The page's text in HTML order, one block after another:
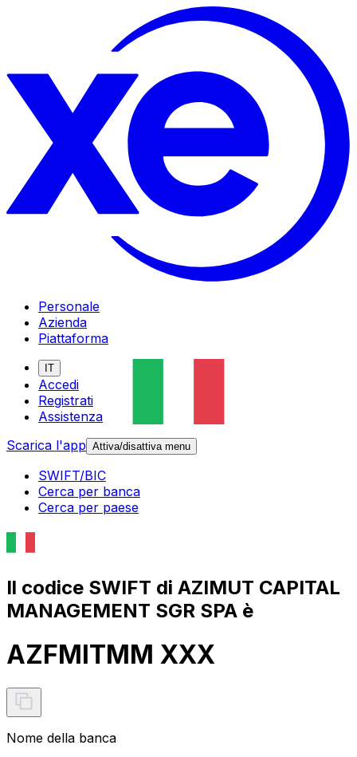
Personale
Azienda
Piattaforma
IT
Accedi
Registrati
Assistenza
Scarica l'app Attiva/disattiva menu
SWIFT/BIC
Cerca per banca
Cerca per paese
Il codice SWIFT di AZIMUT CAPITAL
MANAGEMENT SGR SPA è
AZFMITMM XXX
Nome della banca